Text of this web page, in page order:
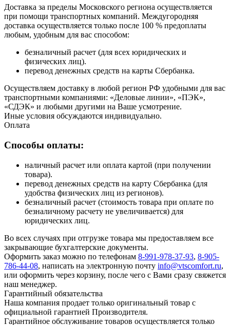
Доставка за пределы Московского региона осуществляется
при помощи транспортных компаний. Междугородняя
доставка осуществляется только после 100 % предоплаты
любым, удобным для вас способом:
безналичный расчет (для всех юридических и
физических лиц).
перевод денежных средств на карты Сбербанка.
Осуществляем доставку в любой регион РФ удобными для вас
транспортными компаниями: «Деловые линии», «ПЭК»,
«СДЭК» и любыми другими на Ваше усмотрение.
Иные условия обсуждаются индивидуально.
Оплата
Способы оплаты:
наличный расчет или оплата картой (при получении
товара).
перевод денежных средств на карту Сбербанка (для
удобства физических лиц из регионов).
безналичный расчет (стоимость товара при оплате по
безналичному расчету не увеличивается) для
юридических лиц.
Во всех случаях при отгрузке товара мы предоставляем все
закрывающие бухгалтерские документы.
Оформить заказ можно по телефонам 8-991-978-37-93, 8-905-
786-44-08, написать на электронную почту info@vtscomfort.ru,
или оформить через корзину, после чего с Вами сразу свяжется
наш менеджер.
Гарантийный обязательства
Наша компания продает только оригинальный товар с
официальной гарантией Производителя.
Гарантийное обслуживание товаров осуществляется только